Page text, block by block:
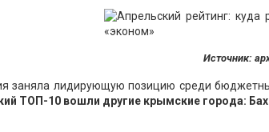
Источник:
заняла лидирующую позицию среди
ТОП-10 вошли другие крымские города: